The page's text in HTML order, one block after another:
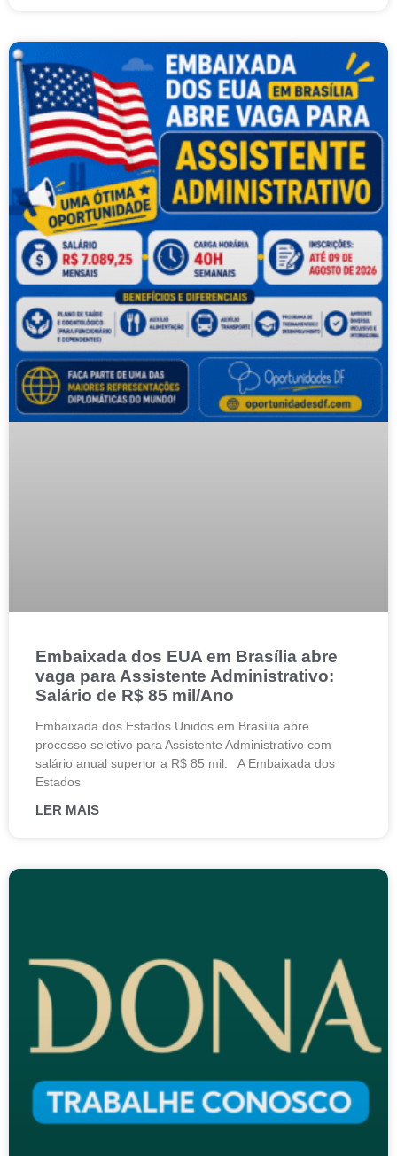
Embaixada dos EUA em Brasília abre
vaga para Assistente Administrativo:
Salário de R$ 85 mil/Ano
Embaixada dos Estados Unidos em Brasília abre
processo seletivo para Assistente Administrativo com
salário anual superior a R$ 85 mil. A Embaixada dos
Estados
LER MAIS